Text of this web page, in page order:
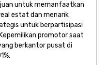
untuk memanfaatkan
estat dan menarik
untuk berpartisipasi
promotor saat
berkantor pusat di